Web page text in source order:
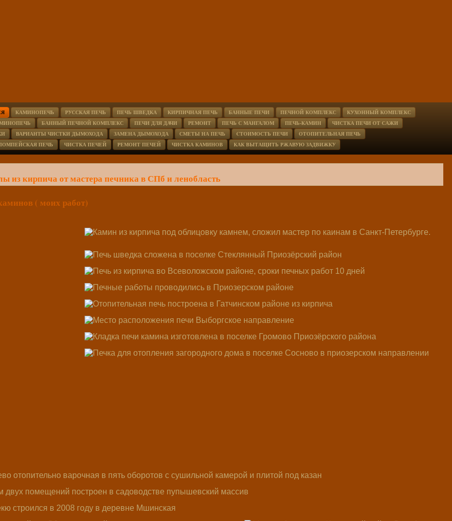
КАМИНОПЕЧЬ РУССКАЯ ПЕЧЬ ПЕЧЬ ШВЕДКА КИРПИЧНАЯ ПЕЧЬ БАННЫЕ ПЕЧИ ПЕЧНОЙ КОМПЛЕКС
КУХОННЫЙ КОМПЛЕКС
БАННЫЙ ПЕЧНОЙ КОМПЛЕКС ПЕЧИ ДЛЯ ДАЧИ РЕМОНТ ПЕЧЬ С МАНГАЛОМ ПЕЧЬ-КАМИН
ЧИСТКА ПЕЧИ ОТ САЖИ
ВАРИАНТЫ ЧИСТКИ ДЫМОХОДА ЗАМЕНА ДЫМОХОДА СМЕТЫ НА ПЕЧЬ CТОИМОСТЬ ПЕЧИ
ОТОПИТЕЛЬНАЯ ПЕЧЬ
ПЕЧЬ ЧИСТКА ПЕЧЕЙ РЕМОНТ ПЕЧЕЙ ЧИСТКА КАМИНОВ КАК ВЫТАЩИТЬ РЖАВУЮ ЗАДВИЖКУ
Опытный печник! Качественные материалы! Разберу старую сложу новую
из кирпича от мастера печника в СПб и ленобласть
( моих работ)